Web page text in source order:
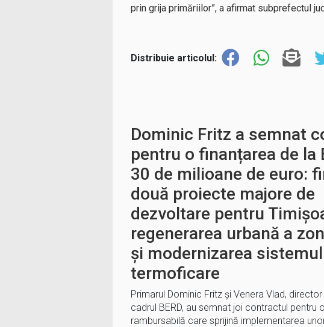
prin grija primăriilor”, a afirmat subprefectul
Distribuie articolul:
Dominic Fritz a semnat
pentru o finanțarea de la
30 de milioane de euro:
două proiecte majore de
dezvoltare pentru
regenerarea urbană a
și modernizarea
termoficare
Primarul Dominic Fritz și Venera Vlad,
cadrul BERD, au semnat joi contractul pentru
rambursabilă care sprijină implementarea